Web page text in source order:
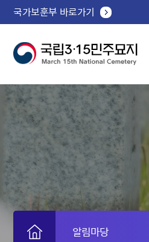
국가보훈부 바로가기
알림마당